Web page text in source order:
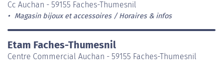
Cc Auchan - 59155 Faches-Thumesnil
Magasin bijoux et accessoires Horaires & infos
Etam Faches-Thumesnil
Centre Commercial Auchan - 59155 Faches-Thumesnil